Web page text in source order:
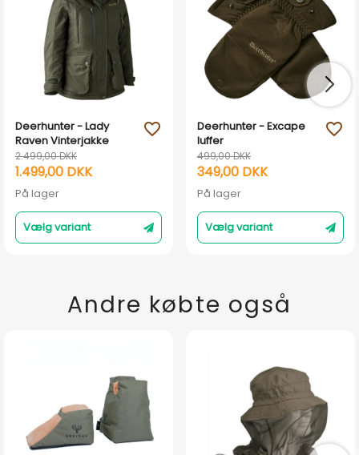
Deerhunter - Lady
Raven Vinterjakke
2.499,00 DKK
1.499,00 DKK
På lager
Vælg variant
favorite_outline
Deerhunter - Excape
luffer
499,00 DKK
349,00 DKK
På lager
Vælg variant
favorite_outline
Andre købte også